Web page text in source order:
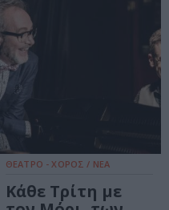
ΘΕΑΤΡΟ - ΧΟΡΟΣ / ΝΕΑ
Κάθε Τρίτη με